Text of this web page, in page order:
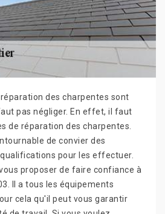
réparation des charpentes sont
pas négliger. En effet, il faut
de réparation des charpentes.
de convier des
pour les effectuer.
proposer de faire confiance à
Il a tous les équipements
cela qu'il peut vous garantir